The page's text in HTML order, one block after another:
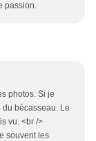
passion.
photos. Si je
bécasseau. Le
vu. <br />
souvent les